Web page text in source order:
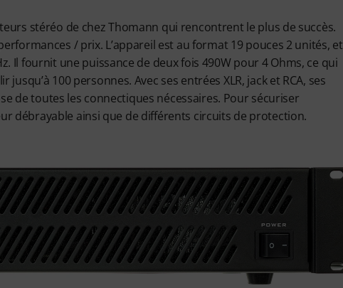
stéréo de chez Thomann qui rencontrent le plus de succès.
/ prix. L’appareil est au format 19 pouces 2 unités, et
Il fournit une puissance de deux fois 490W pour 4 Ohms, ce qui
100 personnes. Avec ses entrées XLR, jack et RCA, ses
de toutes les connectiques nécessaires. Pour sécuriser
débrayable ainsi que de différents circuits de protection.